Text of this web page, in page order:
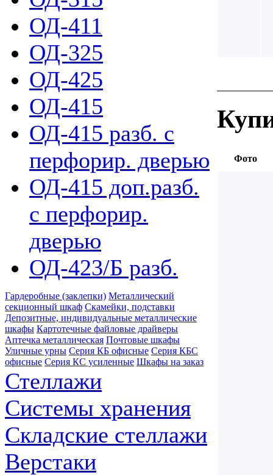
ОД-411
ОД-325
ОД-425
ОД-415
ОД-415 разб. с
перфорир. дверью
ОД-415 доп.разб.
с перфорир.
дверью
ОД-423/Б разб.
Гардеробные (заклепки) Металлический
секционный шкаф Скамейки, подставки
Депозитные, индивидуальные металлические
шкафы Картотечные файловые драйверы
Аптечка металлическая Почтовые шкафы
Уличные урны Серия КБ офисные Серия КБС
офисные Серия КC усиленные Шкафы на заказ
Стеллажи
Системы хранения
Складские стеллажи
Верстаки
Фото